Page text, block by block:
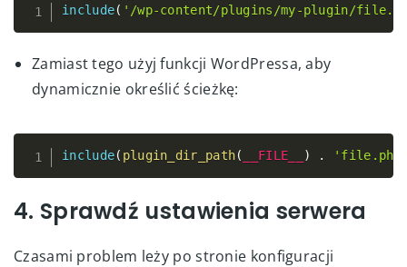
include( '/wp-content/plugins/my-plugin/Copy
Zamiast tego użyj funkcji WordPressa, aby
dynamicznie określić ścieżkę:
include( plugin_dir_path( __FILE__ ) . Copy
4. Sprawdź ustawienia serwera
Czasami problem leży po stronie konfiguracji